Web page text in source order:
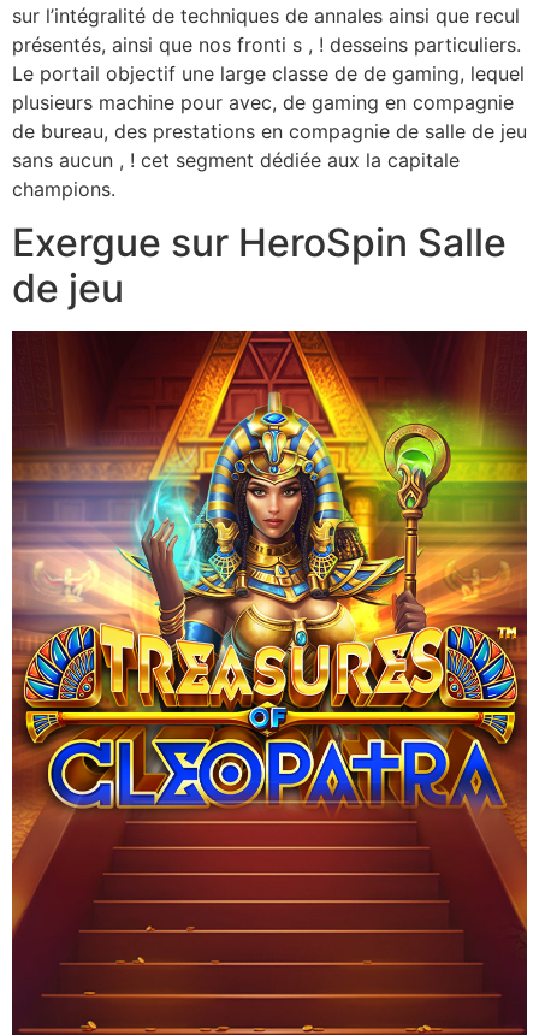
sur l’intégralité de techniques de annales ainsi que recul
présentés, ainsi que nos fronti s , ! desseins particuliers.
Le portail objectif une large classe de de gaming, lequel
plusieurs machine pour avec, de gaming en compagnie
de bureau, des prestations en compagnie de salle de jeu
sans aucun , ! cet segment dédiée aux la capitale
champions.
Exergue sur HeroSpin Salle
de jeu